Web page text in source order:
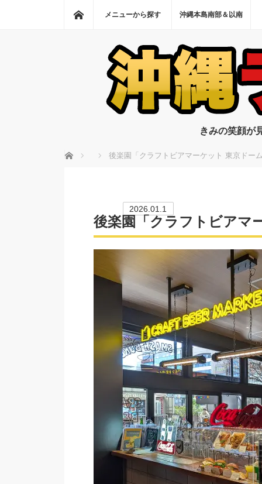
ホーム
メニューから探す 沖縄本島南部＆以南
きみの笑顔が
ホーム 後楽園「クラフトビアマーケット 東京ドー
2026.01.1
後楽園「クラフトビアマ